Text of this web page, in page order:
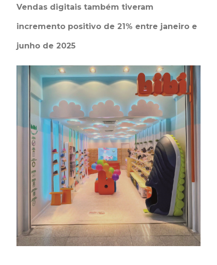
Vendas digitais também tiveram
incremento positivo de 21% entre janeiro e
junho de 2025